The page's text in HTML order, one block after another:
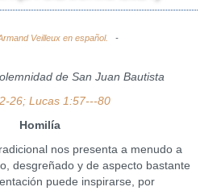
Veilleux en español.
de San Juan Bautista
26; Lucas 1:57---80
Homilía
nos presenta a menudo a
desgreñado y de aspecto bastante
puede inspirarse, por